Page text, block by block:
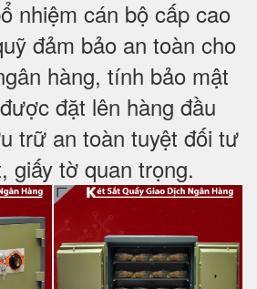
nhiệm cán bộ cấp cao
đảm bảo an toàn cho
hàng, tính bảo mật
đặt lên hàng đầu
trữ an toàn tuyệt đối tư
giấy tờ quan trọng.